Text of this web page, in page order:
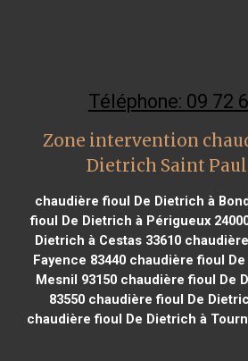
Téléphone: 09 72
Zone intervention
Dietrich Saint
chaudière fioul De Dietrich à
fioul De Dietrich à Périgueux
Dietrich à Cestas 33610
Fayence 83440chaudière fioul De
Mesnil 93150 chaudière fioul De
83550 chaudière fioul De
chaudière fioul De Dietrich à